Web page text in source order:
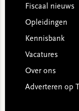
Footer
Fiscaal nieuws
Opleidingen
Kennisbank
Vacatures
Over ons
Adverteren op